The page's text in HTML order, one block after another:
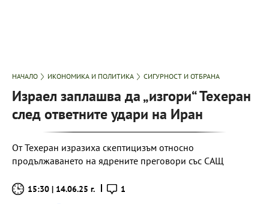
НАЧАЛО ИКОНОМИКА И ПОЛИТИКА СИГУРНОСТ И ОТБРАНА
Израел заплашва да „изгори“ Техеран
след ответните удари на Иран
От Техеран изразиха скептицизъм относно
продължаването на ядрените преговори със САЩ
15:30 | 14.06.25 г. 1